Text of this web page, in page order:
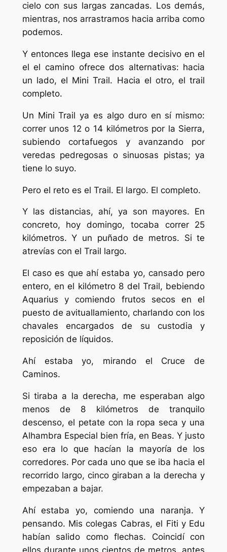
cielo con sus largas zancadas. Los demás,
mientras, nos arrastramos hacia arriba como
podemos.
Y entonces llega ese instante decisivo en el
el el camino ofrece dos alternativas: hacia
un lado, el Mini Trail. Hacia el otro, el trail
completo.
Un Mini Trail ya es algo duro en sí mismo:
correr unos 12 o 14 kilómetros por la Sierra,
subiendo cortafuegos y avanzando por
veredas pedregosas o sinuosas pistas; ya
tiene lo suyo.
Pero el reto es el Trail. El largo. El completo.
Y las distancias, ahí, ya son mayores. En
concreto, hoy domingo, tocaba correr 25
kilómetros. Y un puñado de metros. Si te
atrevías con el Trail largo.
El caso es que ahí estaba yo, cansado pero
entero, en el kilómetro 8 del Trail, bebiendo
Aquarius y comiendo frutos secos en el
puesto de avituallamiento, charlando con los
chavales encargados de su custodia y
reposición de líquidos.
Ahí estaba yo, mirando el Cruce de
Caminos.
Si tiraba a la derecha, me esperaban algo
menos de 8 kilómetros de tranquilo
descenso, el petate con la ropa seca y una
Alhambra Especial bien fría, en Beas. Y justo
eso era lo que hacían la mayoría de los
corredores. Por cada uno que se iba hacia el
recorrido largo, cinco giraban a la derecha y
empezaban a bajar.
Ahí estaba yo, comiendo una naranja. Y
pensando. Mis colegas Cabras, el Fiti y Edu
habían salido como flechas. Coincidí con
ellos durante unos cientos de metros, antes